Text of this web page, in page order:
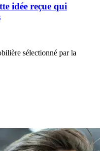
idée reçue qui
sélectionné par la